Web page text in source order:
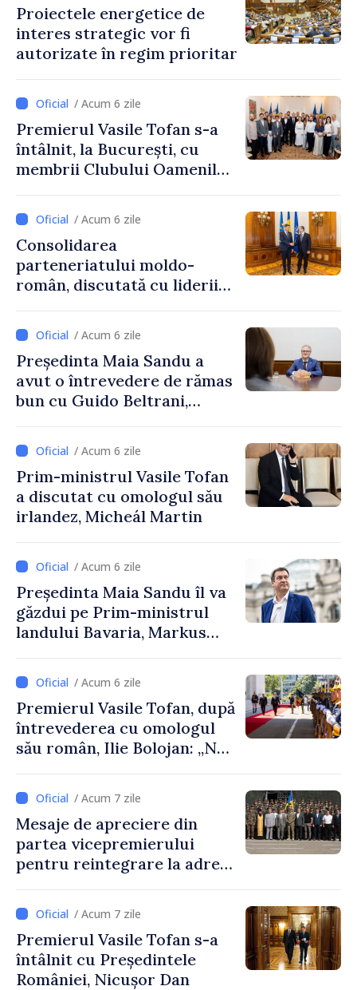
Proiectele energetice de
interes strategic vor fi
autorizate în regim prioritar
/ Acum 6 zile
Premierul Vasile Tofan s-a
întâlnit, la București, cu
membrii Clubului Oamenilor
/ Acum 6 zile
Consolidarea
parteneriatului moldo-
român, discutată cu liderii
/ Acum 6 zile
Președinta Maia Sandu a
avut o întrevedere de rămas
bun cu Guido Beltrani,
Cooperare al Elveției în
Republica Moldova
/ Acum 6 zile
Prim-ministrul Vasile Tofan
a discutat cu omologul său
irlandez, Micheál Martin
/ Acum 6 zile
Președinta Maia Sandu îl va
găzdui pe Prim-ministrul
landului Bavaria, Markus
/ Acum 6 zile
Premierul Vasile Tofan, după
întrevederea cu omologul
său român, Ilie Bolojan: „Ne
apropierea dintre țările
noastre în mai multe
investiții și oportunități
pentru oameni”
/ Acum 7 zile
Mesaje de apreciere din
partea vicepremierului
pentru reintegrare la adresa
Republicii Moldova de
menținerea păcii și ordinii de
drept în perimetrul Zonei de
Securitate
/ Acum 7 zile
Premierul Vasile Tofan s-a
întâlnit cu Președintele
României, Nicușor Dan